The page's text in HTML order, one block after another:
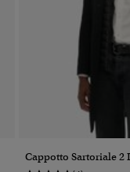
Cappotto Sartoriale 2